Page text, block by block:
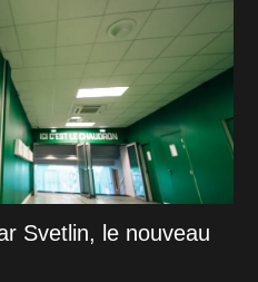
Svetlin, le nouveau